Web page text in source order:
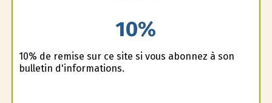
10%
10% de remise sur ce site si vous abonnez à son
bulletin d'informations.